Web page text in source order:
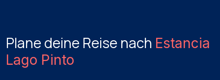
Plane deine Reise nach Estancia
Lago Pinto